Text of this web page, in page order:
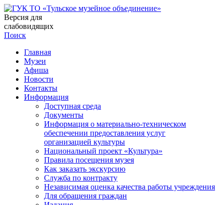
Версия для
слабовидящих
Поиск
Главная
Музеи
Афиша
Новости
Контакты
Информация
Доступная среда
Документы
Информация о материально-техническом
обеспечении предоставления услуг
организацией культуры
Национальный проект «Культура»
Правила посещения музея
Как заказать экскурсию
Служба по контракту
Независимая оценка качества работы учреждения
Для обращения граждан